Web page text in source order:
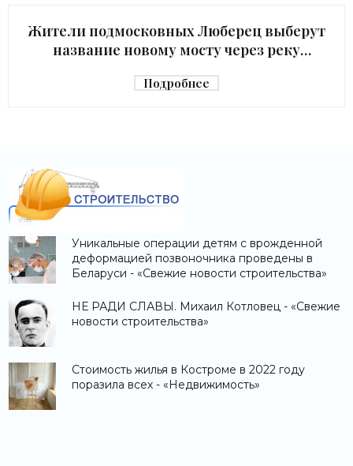
Жители подмосковных Люберец выберут
название новому мосту через реку
Подробнее
Уникальные операции детям с врожденной
деформацией позвоночника проведены в
Беларуси - «Свежие новости строительства»
НЕ РАДИ СЛАВЫ. Михаил Котловец - «Свежие
новости строительства»
Стоимость жилья в Костроме в 2022 году
поразила всех - «Недвижимость»